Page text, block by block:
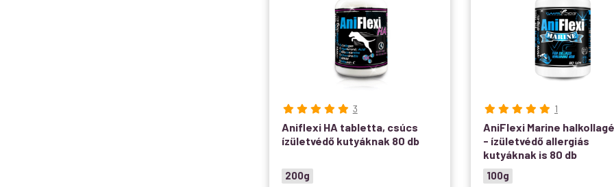
3
Aniflexi HA tabletta, csúcs
ízületvédő kutyáknak 80 db
200g
1
AniFlexi Marine
- ízületvédő allergiás
kutyáknak is 80 db
100g